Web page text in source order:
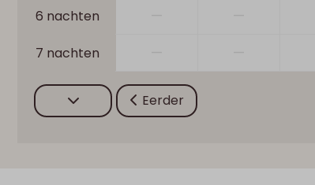
6 nachten
7 nachten
Eerder